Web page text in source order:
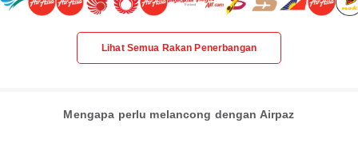
Lihat Semua Rakan Penerbangan
Mengapa perlu melancong dengan Airpaz